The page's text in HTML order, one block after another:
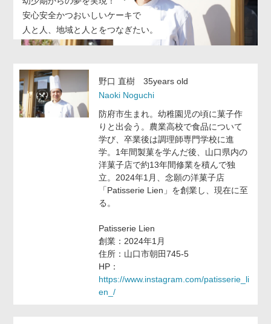
お問い合わせ
安心安全かつおいしいケーキで
人と人、地域と人とをつなぎたい。
野口 直樹
35years old
Naoki Noguchi
防府市生まれ。幼稚園児の頃に菓子作
りと出会う。農業高校で食品について
学び、卒業後は調理師専門学校に進
学。1年間製菓を学んだ後、山口県内の
洋菓子店で約13年間修業を積んで独
立。2024年1月、念願の洋菓子店
「Patisserie Lien」を創業し、現在に至
る。
Patisserie Lien
創業：2024年1月
住所：山口市朝田745-5
HP：
https://www.instagram.com/patisserie_li
en_/